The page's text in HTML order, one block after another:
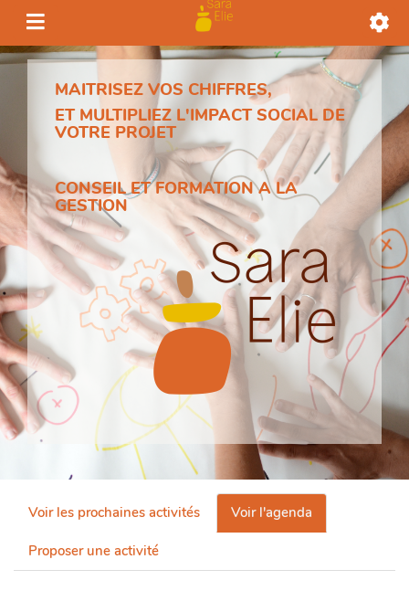
MAITRISEZ VOS CHIFFRES,
ET MULTIPLIEZ L'IMPACT SOCIAL DE
VOTRE PROJET
CONSEIL ET FORMATION A LA
GESTION
Voir les prochaines activités Voir l'agenda
Proposer une activité